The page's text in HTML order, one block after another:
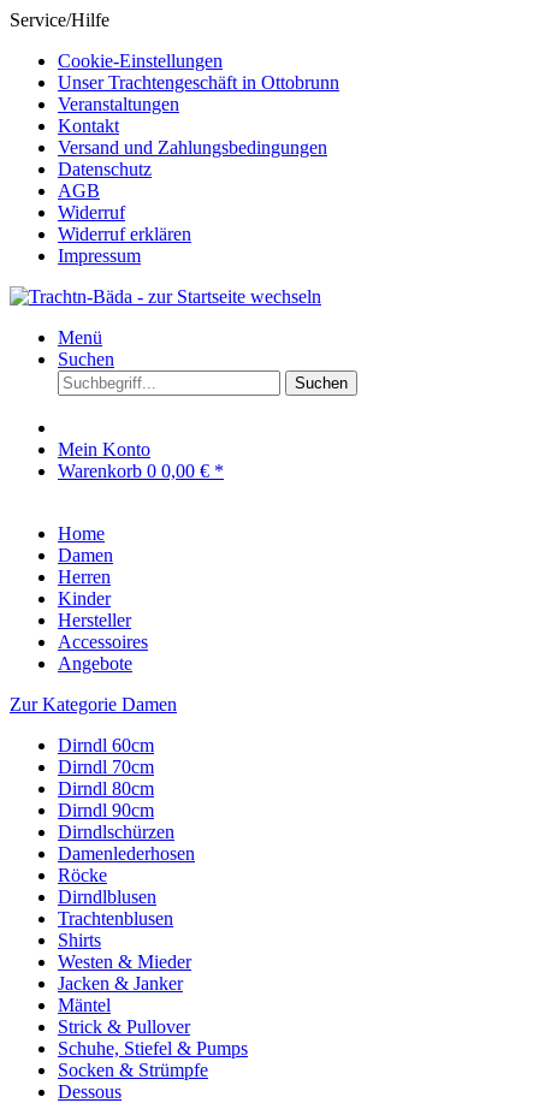
Service/Hilfe
Cookie-Einstellungen
Unser Trachtengeschäft in Ottobrunn
Veranstaltungen
Kontakt
Versand und Zahlungsbedingungen
Datenschutz
AGB
Widerruf
Widerruf erklären
Impressum
Menü
Suchen
Suchen
Mein Konto
Warenkorb 0 0,00 € *
Home
Damen
Herren
Kinder
Hersteller
Accessoires
Angebote
Zur Kategorie Damen
Dirndl 60cm
Dirndl 70cm
Dirndl 80cm
Dirndl 90cm
Dirndlschürzen
Damenlederhosen
Röcke
Dirndlblusen
Trachtenblusen
Shirts
Westen & Mieder
Jacken & Janker
Mäntel
Strick & Pullover
Schuhe, Stiefel & Pumps
Socken & Strümpfe
Dessous